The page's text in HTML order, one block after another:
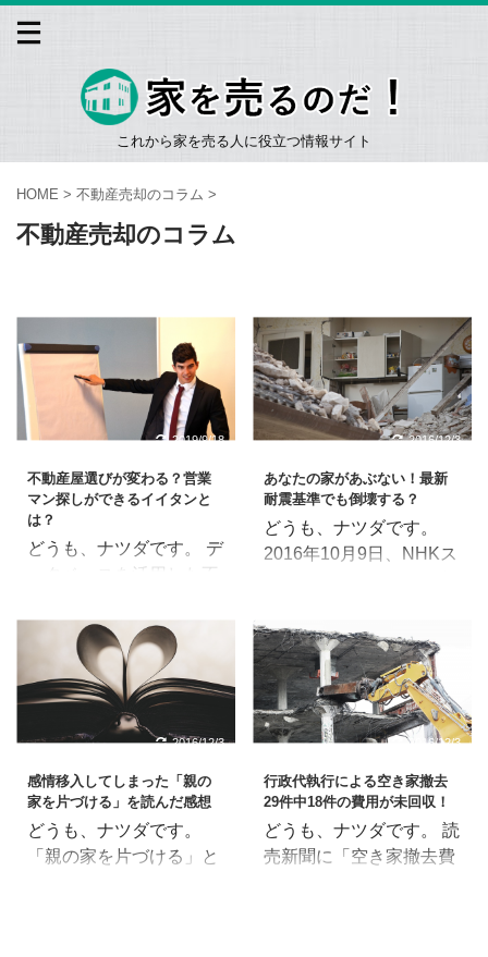
これから家を売る人に役立つ情報サイト
HOME > 不動産売却のコラム >
不動産売却のコラム
2019/9/18
不動産屋選びが変わる？営業
マン探しができるイイタンと
は？
どうも、ナツダです。 デ
ータベースを活用した不
ービスを展開するマンシ
ョンリサーチ株式会社
が、新たに「イイタン」
というサイトを立ち上げ
ました。 なんか、不動産
ンドン変わってきます
ね。 不動産屋の担当者と
交流できるサイト「イイ
タン」とは？ 「マンショ
2016/12/3
あなたの家があぶない！最新
耐震基準でも倒壊する？
どうも、ナツダです。
2016年10月9日、NHKス
の警告～」という番組を
やっていました。 4月の
熊本地震では、最新の耐
震基準導入以降に建った
住宅でも倒壊したとい
定では耐震基準への適合
度を見られると思います
ので、とても気になる番
組内容でした。 新耐震基
2016/12/3
感情移入してしまった「親の
家を片づける」を読んだ感想
どうも、ナツダです。
「親の家を片づける」と
2016/12/3
行政代執行による空き家撤去
29件中18件の費用が未回収！
どうも、ナツダです。 読
売新聞に「空き家撤去費